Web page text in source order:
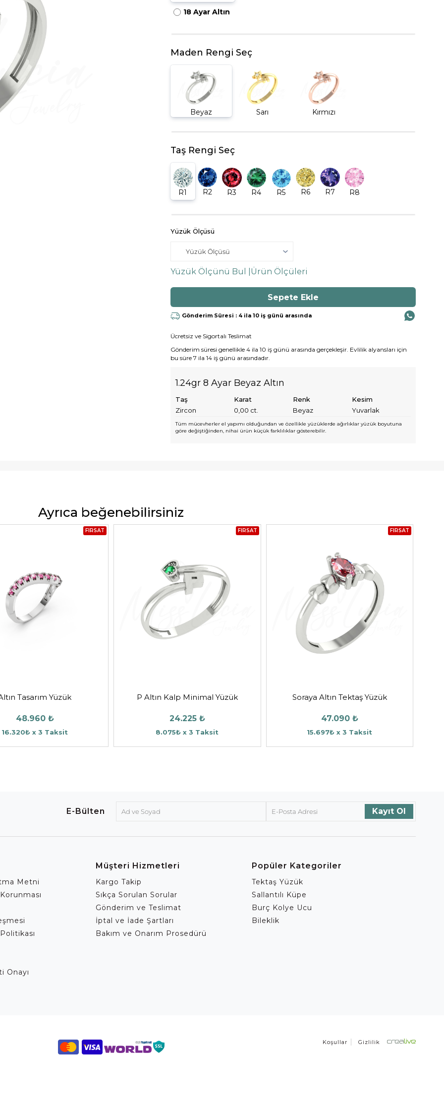
TAMTUR YÜZÜK
HARFLI KOLYE UCU
18 Ayar Altın
Maden Rengi Seç
Beyaz Sarı Kırmızı
Taş Rengi Seç
R1 R2 R3 R4 R5 R6 R7 R8
Yüzük Ölçüsü
Yüzük Ölçünü Bul | Ürün Ölçüleri
Gönderim Süresi : 4 ila 10 iş günü arasında
Ücretsiz ve Sigortalı Teslimat
Gönderim süresi genellikle 4 ila 10 iş günü arasında gerçekleşir. Evlilik alyansları için
bu süre 7 ila 14 iş günü arasındadır.
1.24gr 8 Ayar Beyaz Altın
Taş Karat Renk
Kesim
Zircon
0,00 ct. Beyaz Yuvarlak
Tüm mücevherler el yapımı olduğundan ve özellikle yüzüklerde ağırlıklar yüzük boyutuna
göre değiştiğinden, nihai ürün küçük farklılıklar gösterebilir.
Ayrıca beğenebilirsiniz
FIRSAT
Tasarım Yüzük
48.960 ₺
16.320₺ x 3 Taksit
FIRSAT
P Altın Kalp Minimal Yüzük
24.225 ₺
8.075₺ x 3 Taksit
FIRSAT
Soraya Altın Tektaş Yüzük
47.090 ₺
15.697₺ x 3 Taksit
E-Bülten
Metni
Onayı
Müşteri Hizmetleri
Kargo Takip
Sıkça Sorulan Sorular
Gönderim ve Teslimat
İptal ve İade Şartları
Bakım ve Onarım Prosedürü
Popüler Kategoriler
Tektaş Yüzük
Sallantılı Küpe
Burç Kolye Ucu
Bileklik
Koşullar Gizlilik